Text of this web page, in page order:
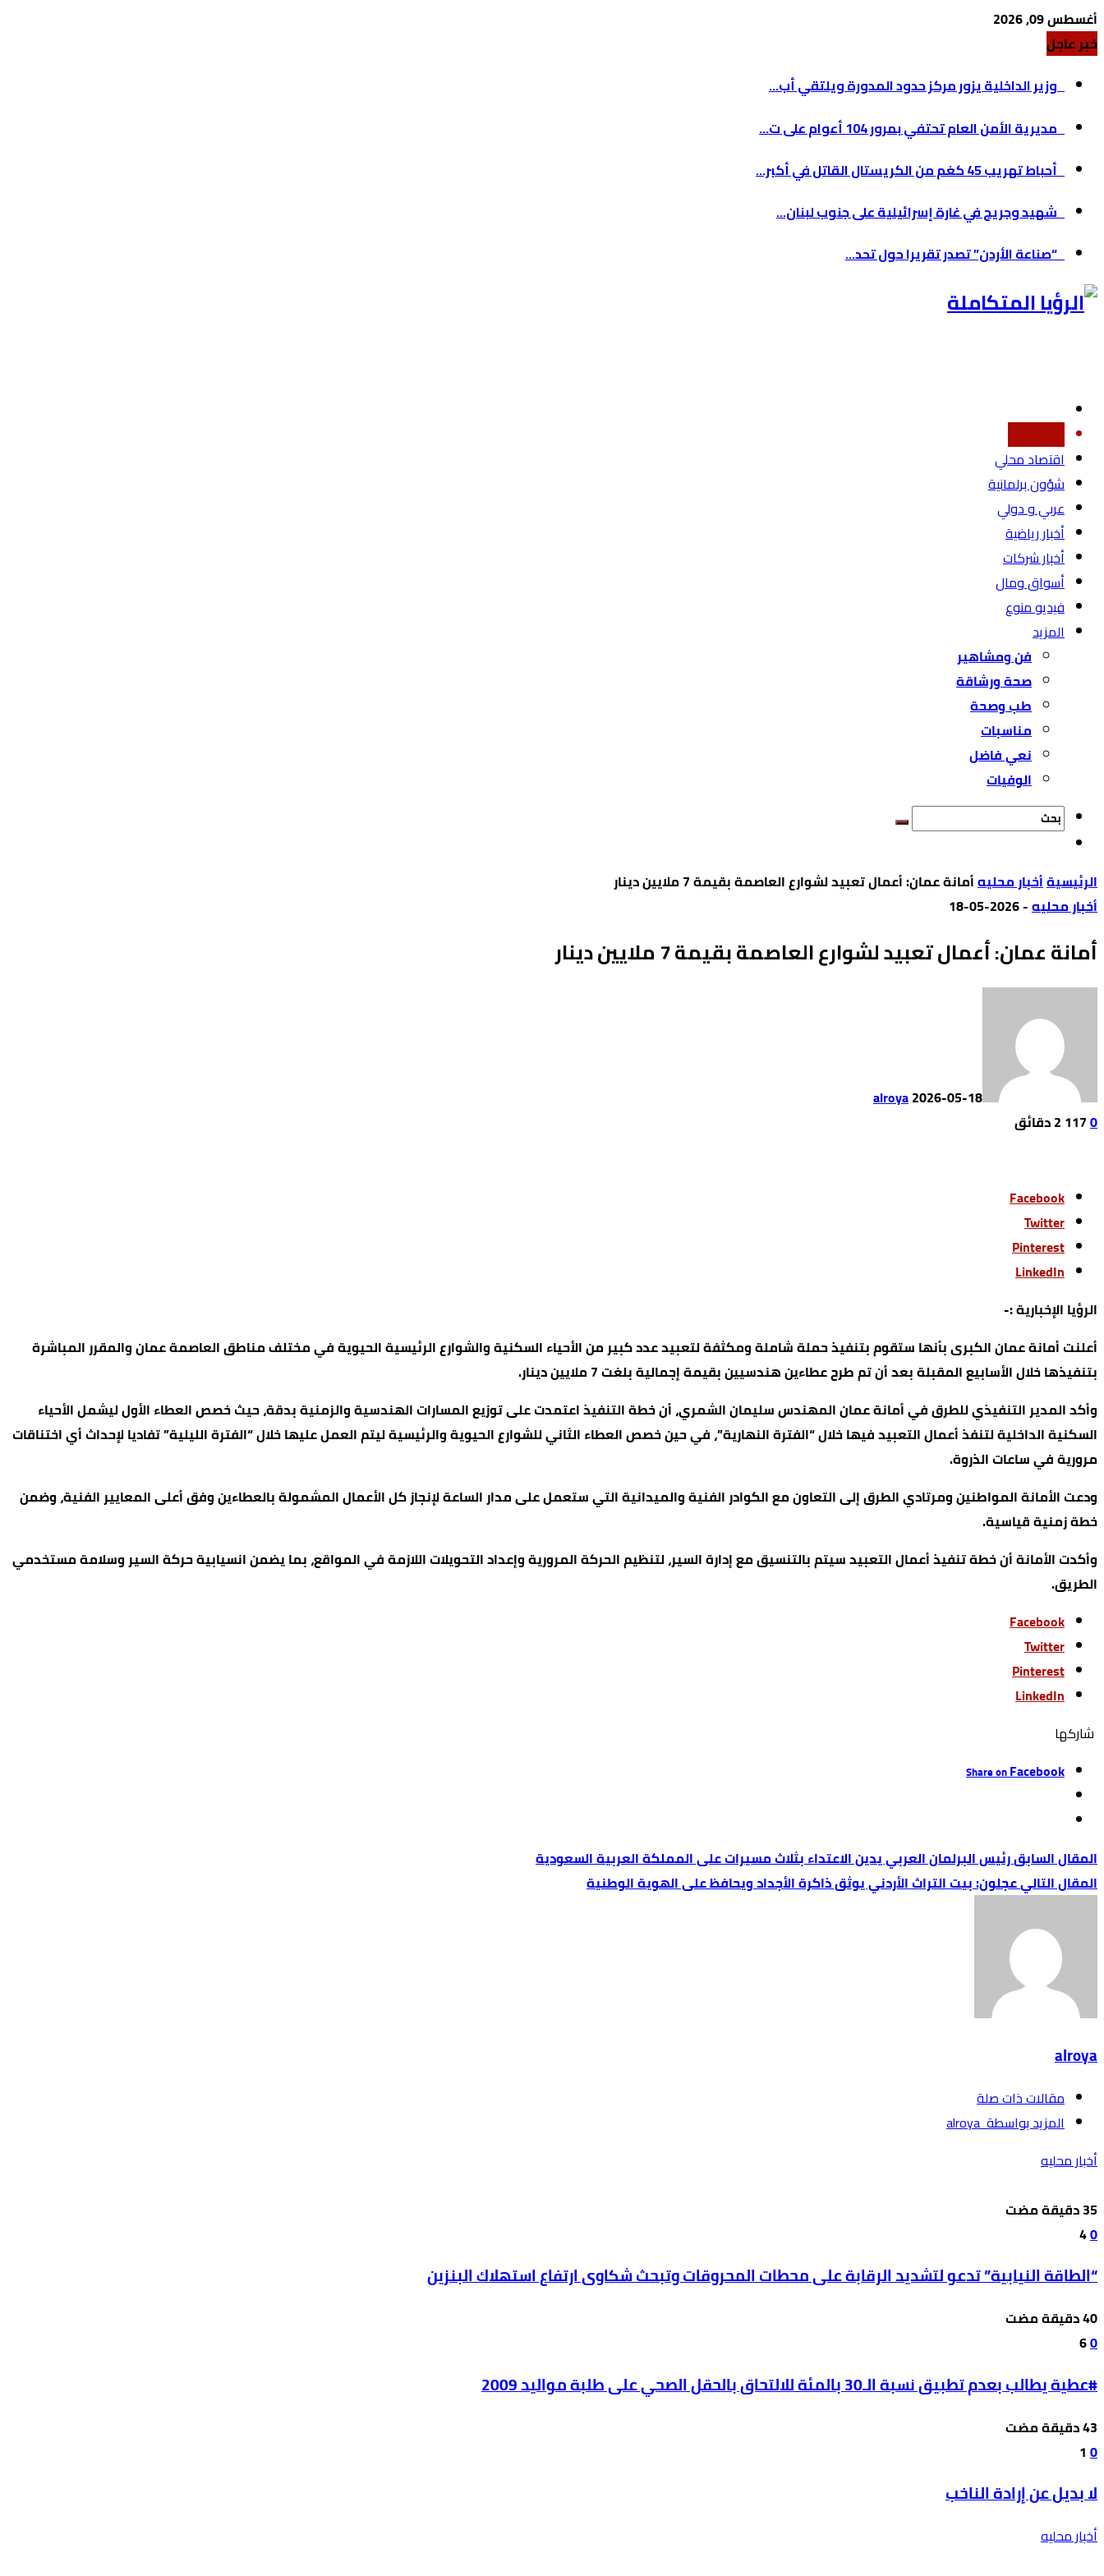
أغسطس 09, 2026
خبر عاجل
وزير الداخلية يزور مركز حدود المدورة ويلتقي أب...
مديرية الأمن العام تحتفي بمرور 104 أعوام على ت...
أحباط تهريب 45 كغم من الكريستال القاتل في أكبر...
شهيد وجريح في غارة إسرائيلية على جنوب لبنان...
“صناعة الأردن” تصدر تقريرا حول تحد...
اقتصاد محلي
شؤون برلمانية
عربي و دولي
أخبار رياضية
أخبار شركات
أسواق ومال
فيديو منوع
المزيد
فن ومشاهير
صحة ورشاقة
طب وصحة
مناسبات
نعي فاضل
الوفيات
‫الرئيسية‬أخبار محليهأمانة عمان: أعمال تعبيد لشوارع العاصمة بقيمة 7 ملايين دينار
أخبار محليه-
2026-05-18
أمانة عمان: أعمال تعبيد لشوارع العاصمة بقيمة 7 ملايين دينار
alroya2026-05-18
0
117 2 ‫دقائق‬
Facebook
Twitter
Pinterest
LinkedIn
الرؤيا الإخبارية :-
​أعلنت أمانة عمان الكبرى بأنها ستقوم بتنفيذ حملة شاملة ومكثفة لتعبيد عدد كبير من الأحياء السكنية والشوارع الرئيسية الحيوية في مختلف مناطق العاصمة عمان والمقرر المباشرة
بتنفيذها خلال الأسابيع المقبلة بعد أن تم طرح عطاءين هندسيين بقيمة إجمالية بلغت 7 ملايين دينار.
​وأكد المدير التنفيذي للطرق في أمانة عمان المهندس سليمان الشمري، أن خطة التنفيذ اعتمدت على توزيع المسارات الهندسية والزمنية بدقة، حيث خصص العطاء الأول ليشمل الأحياء
السكنية الداخلية لتنفذ أعمال التعبيد فيها خلال “الفترة النهارية”، في حين خصص العطاء الثاني للشوارع الحيوية والرئيسية ليتم العمل عليها خلال “الفترة الليلية” تفاديا لإحداث أي اختناقات
مرورية في ساعات الذروة.
​ودعت الأمانة المواطنين ومرتادي الطرق إلى التعاون مع الكوادر الفنية والميدانية التي ستعمل على مدار الساعة لإنجاز كل الأعمال المشمولة بالعطاءين وفق أعلى المعايير الفنية، وضمن
خطة زمنية قياسية.
وأكدت الأمانة أن خطة تنفيذ أعمال التعبيد سيتم بالتنسيق مع إدارة السير، لتنظيم الحركة المرورية وإعداد التحويلات اللازمة في المواقع، بما يضمن انسيابية حركة السير وسلامة مستخدمي
الطريق.
Facebook
Twitter
Pinterest
LinkedIn
‫‫ شاركها‬
Share onFacebook
رئيس البرلمان العربي يدين الاعتداء بثلاث مسيرات على المملكة العربية السعودية
عجلون: بيت التراث الأردني يوثق ذاكرة الأجداد ويحافظ على الهوية الوطنية
alroya
‫مقالات ذات صلة‬
‫‫المزيد بواسطة‬ ‬ alroya
أخبار محليه
0
4
“الطاقة النيابية” تدعو لتشديد الرقابة على محطات المحروقات وتبحث شكاوى ارتفاع استهلاك البنزين
0
6
#عطية يطالب بعدم تطبيق نسبة الـ30 بالمئة للالتحاق بالحقل الصحي على طلبة مواليد 2009
0
1
لا بديل عن إرادة الناخب
أخبار محليه